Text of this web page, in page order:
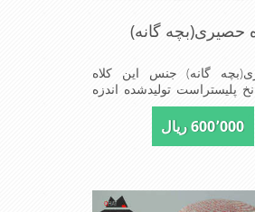
حصیری(بچه گانه)
گانه) جنس این کلاه
پلیستراست تولیدشده اندزه
دختربچه های شیک پوش
لبه های بلند برای جلو
600٬000 ریال